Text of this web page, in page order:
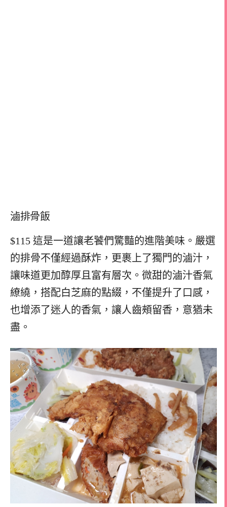
滷排骨飯
$115 這是一道讓老饕們驚豔的進階美味。嚴選
的排骨不僅經過酥炸，更裹上了獨門的滷汁，
讓味道更加醇厚且富有層次。微甜的滷汁香氣
繚繞，搭配白芝麻的點綴，不僅提升了口感，
也增添了迷人的香氣，讓人齒頰留香，意猶未
盡。